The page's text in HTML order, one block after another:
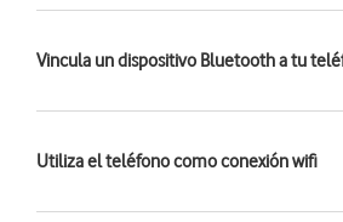
Vincula un dispositivo Bluetooth a tu
Utiliza el teléfono como conexión wifi